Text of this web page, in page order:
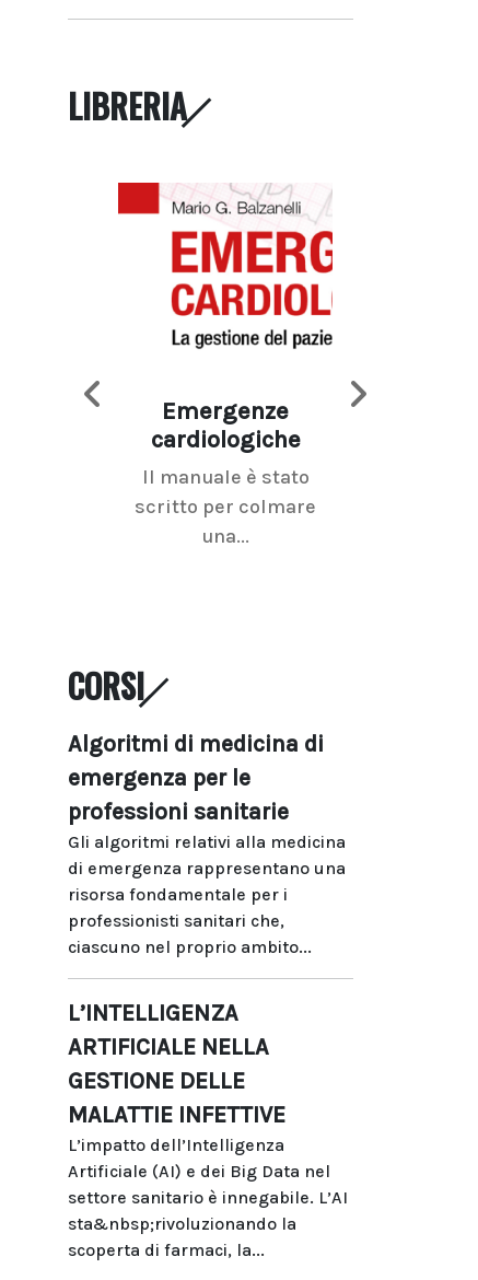
LIBRERIA
Emergenze
cardiologiche
Il manuale è stato
scritto per colmare
una...
CORSI
Algoritmi di medicina di
emergenza per le
professioni sanitarie
Gli algoritmi relativi alla medicina
di emergenza rappresentano una
risorsa fondamentale per i
professionisti sanitari che,
ciascuno nel proprio ambito...
L’INTELLIGENZA
ARTIFICIALE NELLA
GESTIONE DELLE
MALATTIE INFETTIVE
L’impatto dell’Intelligenza
Artificiale (AI) e dei Big Data nel
settore sanitario è innegabile. L’AI
sta&nbsp;rivoluzionando la
scoperta di farmaci, la...